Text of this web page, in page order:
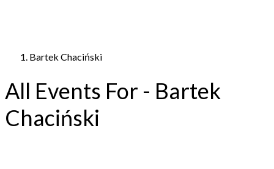
Bartek Chaciński
All Events For - Bartek
Chaciński